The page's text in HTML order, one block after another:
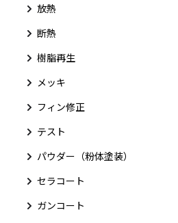
放熱
断熱
樹脂再生
メッキ
フィン修正
テスト
パウダー（粉体塗装）
セラコート
ガンコート